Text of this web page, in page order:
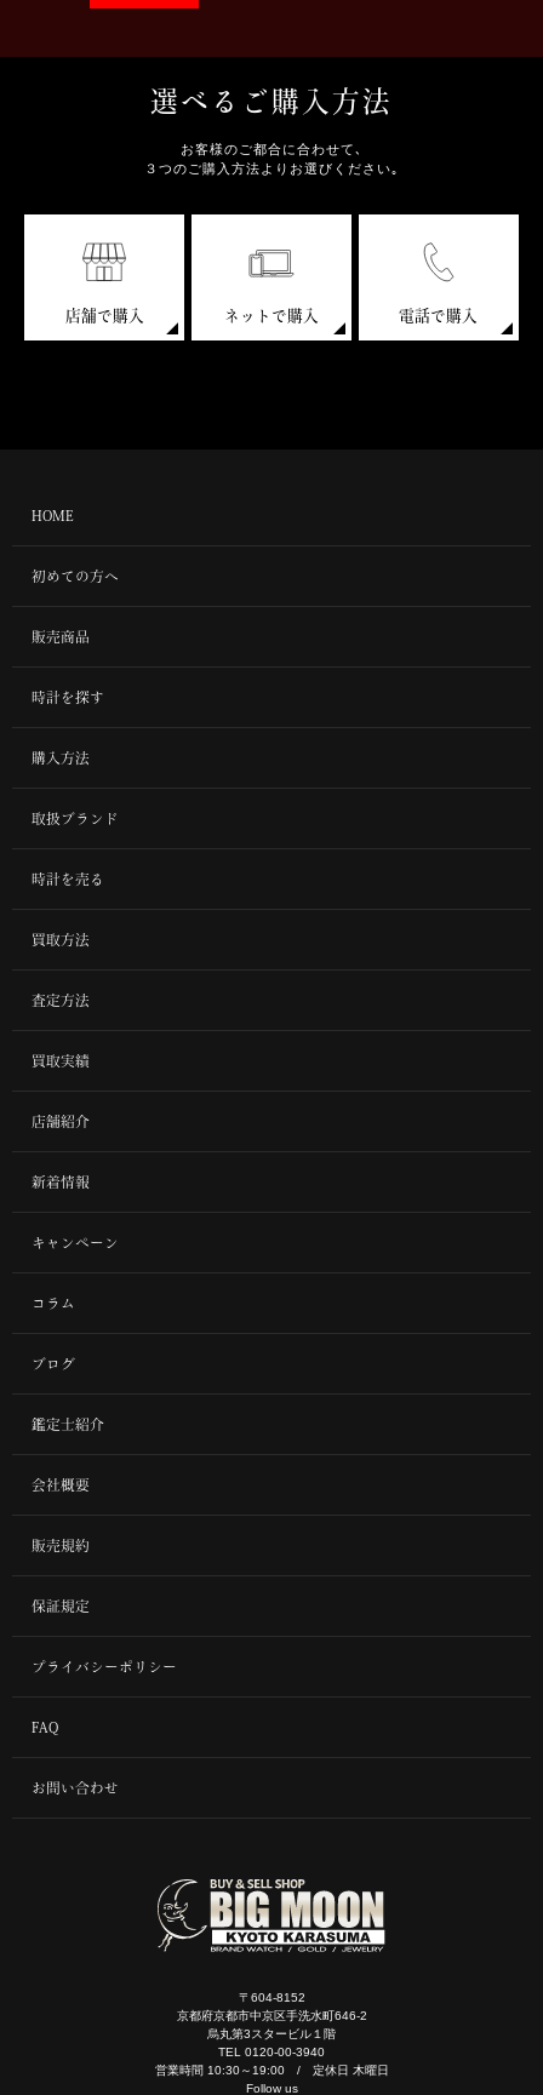
選べるご購入方法
お客様のご都合に合わせて､
３つのご購入方法よりお選びください｡
店舗で購入 ネットで購入 電話で購入
HOME
初めての方へ
販売商品
時計を探す
購入方法
取扱ブランド
時計を売る
買取方法
査定方法
買取実績
店舗紹介
新着情報
キャンペーン
コラム
ブログ
鑑定士紹介
会社概要
販売規約
保証規定
プライバシーポリシー
FAQ
お問い合わせ
〒604-8152
京都府京都市中京区手洗水町646-2
烏丸第3スタービル１階
TEL 0120-00-3940
営業時間 10:30～19:00 / 定休日 木曜日
Follow us